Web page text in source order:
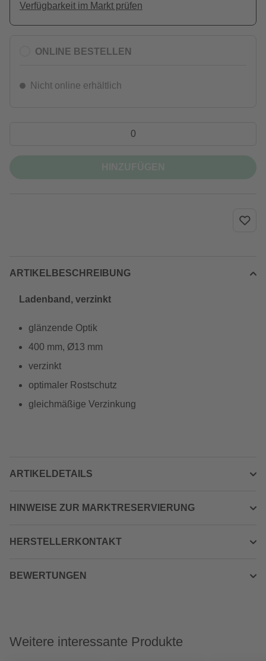
Verfügbarkeit im Markt prüfen
ONLINE BESTELLEN
Nicht online erhältlich
ARTIKELBESCHREIBUNG
Ladenband, verzinkt
glänzende Optik
400 mm, Ø13 mm
verzinkt
optimaler Rostschutz
gleichmäßige Verzinkung
ARTIKELDETAILS
HINWEISE ZUR MARKTRESERVIERUNG
HERSTELLERKONTAKT
BEWERTUNGEN
Weitere interessante Produkte